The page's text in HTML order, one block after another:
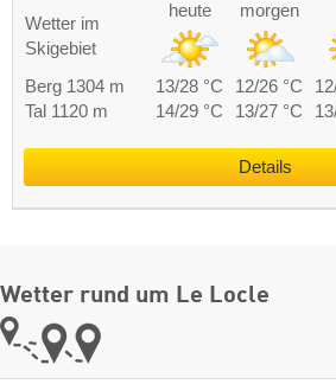
Wetter im
Skigebiet
heute morgen
Berg 1304 m 13/28 °C 12/26 °C
Tal 1120 m
14/29 °C 13/27 °C
Details
Wetter rund um Le Locle